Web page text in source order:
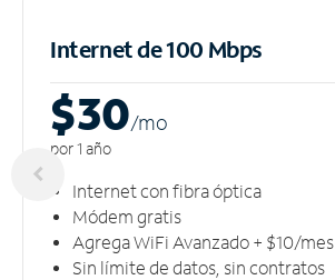
Internet de 100 Mbps
$30/mo
por 1 año
Internet con fibra óptica
Módem gratis
Agrega WiFi Avanzado + $10/mes
Sin límite de datos, sin contratos